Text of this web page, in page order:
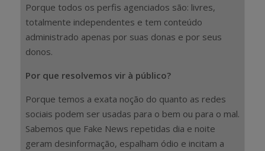
Porque todos os perfis agenciados são: livres,
totalmente independentes e tem conteúdo
administrado apenas por suas donas e por seus
donos.
Por que resolvemos vir à público?
Porque temos a exata noção do quanto as redes
sociais podem ser usadas para o bem ou para o mal.
Sabemos que Fake News repetidas dia e noite
geram desinformação, espalham ódio e incitam a